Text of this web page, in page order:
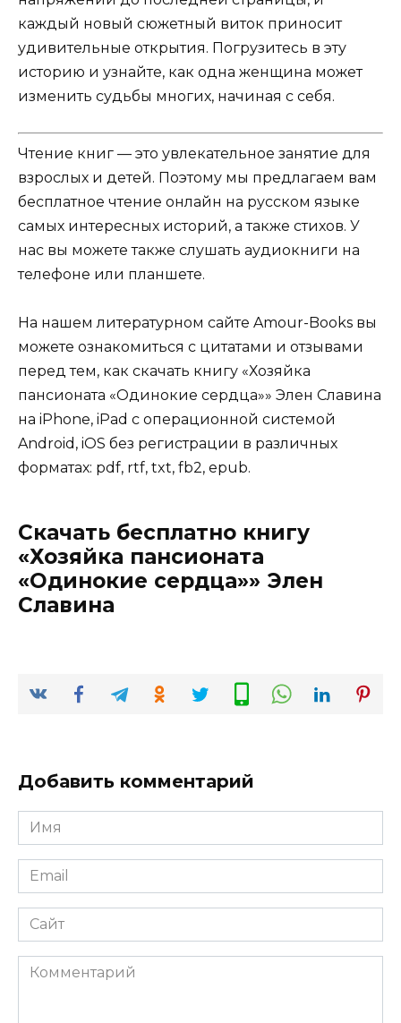
каждый новый сюжетный виток приносит
удивительные открытия. Погрузитесь в эту
историю и узнайте, как одна женщина может
изменить судьбы многих, начиная с себя.
Чтение книг — это увлекательное занятие для
взрослых и детей. Поэтому мы предлагаем вам
бесплатное чтение онлайн на русском языке
самых интересных историй, а также стихов. У
нас вы можете также слушать аудиокниги на
телефоне или планшете.
На нашем литературном сайте Amour-Books вы
можете ознакомиться с цитатами и отзывами
перед тем, как скачать книгу «Хозяйка
пансионата «Одинокие сердца»» Элен Славина
на iPhone, iPad с операционной системой
Android, iOS без регистрации в различных
форматах: pdf, rtf, txt, fb2, epub.
Скачать бесплатно книгу
«Хозяйка пансионата
«Одинокие сердца»» Элен
Славина
Добавить комментарий
Имя
*
Email
*
Сайт
Комментарий